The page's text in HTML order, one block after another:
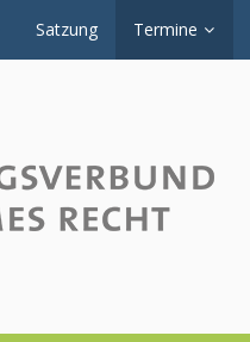
Satzung Termine